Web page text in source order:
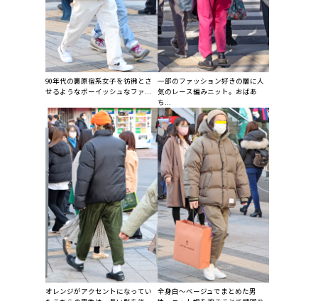
90年代の裏原宿系女子を彷彿とさ
せるようなボーイッシュなファ...
一部のファッション好きの層に人
気のレース編みニット。おばあ
ち...
オレンジがアクセントになってい
全身白〜ベージュでまとめた男